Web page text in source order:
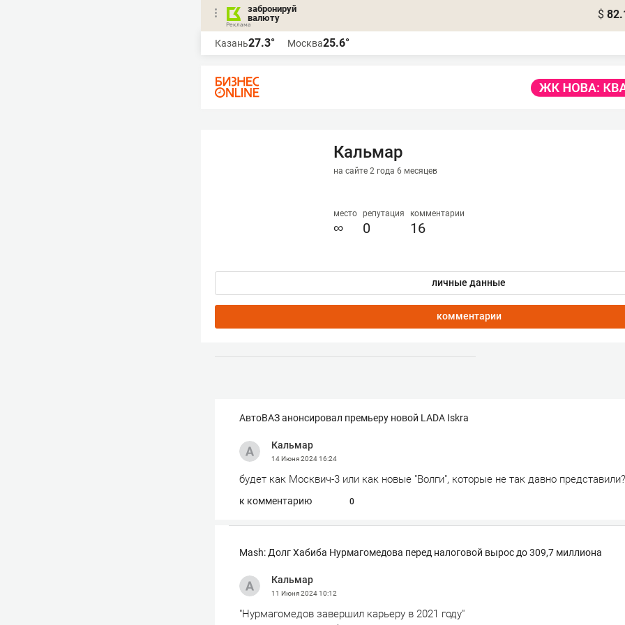
забронируй
валюту
$
Казань27.3° Москва25.6°
Кальмар
на сайте 2 года 6 месяцев
место
∞
репутация
0
комментарии
16
личные данные
комментарии
АвтоВАЗ анонсировал премьеру новой LADA Iskra
Кальмар
14 Июня 202416:24
будет как Москвич-3 или как новые "Волги", которые не так давно
к комментарию 0
Mash: Долг Хабиба Нурмагомедова перед налоговой вырос до 309,7 миллиона
Кальмар
11 Июня 202410:12
"Нурмагомедов завершил карьеру в 2021 году"